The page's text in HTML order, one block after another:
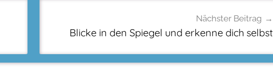
Nächster Beitrag
Blicke in den Spiegel und erkenne dich selbst